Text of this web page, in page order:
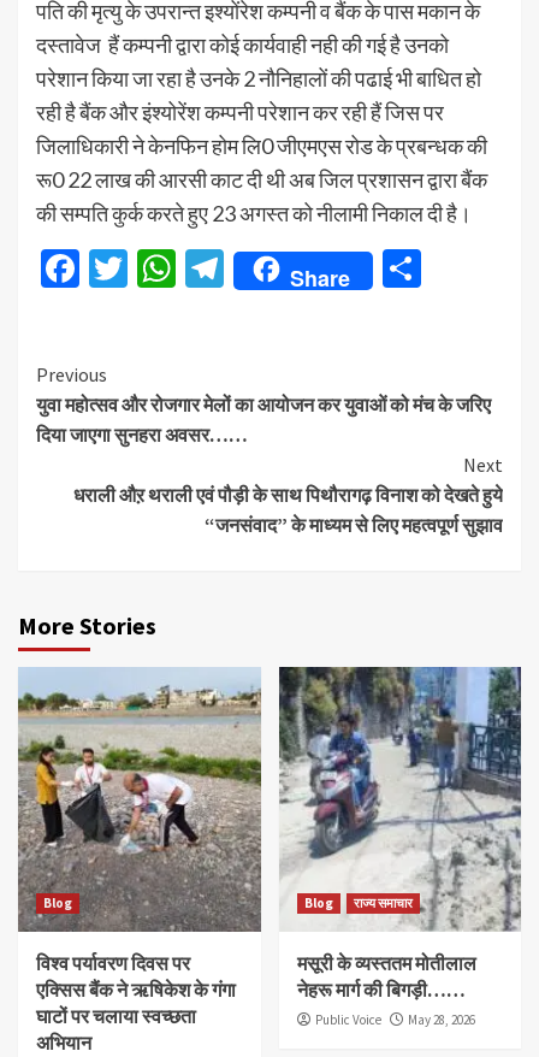
पति की मृत्यु के उपरान्त इश्योंरेश कम्पनी व बैंक के पास मकान के
दस्तावेज हैं कम्पनी द्वारा कोई कार्यवाही नही की गई है उनको
परेशान किया जा रहा है उनके 2 नौनिहालों की पढाई भी बाधित हो
रही है बैंक और इंश्योरेंश कम्पनी परेशान कर रही हैं जिस पर
जिलाधिकारी ने केनफिन होम लि0 जीएमएस रोड के प्रबन्धक की
रू0 22 लाख की आरसी काट दी थी अब जिल प्रशासन द्वारा बैंक
की सम्पति कुर्क करते हुए 23 अगस्त को नीलामी निकाल दी है।
Facebook
TwitterWhatsApp
Telegram
Share
Continue
Reading
Previous
युवा महोत्सव और रोजगार मेलों का आयोजन कर युवाओं को मंच के जरिए
दिया जाएगा सुनहरा अवसर……
Next
धराली औऱ थराली एवं पौड़ी के साथ पिथौरागढ़ विनाश को देखते हुये
“जनसंवाद” के माध्यम से लिए महत्वपूर्ण सुझाव
More Stories
Blog
विश्व पर्यावरण दिवस पर
एक्सिस बैंक ने ऋषिकेश के गंगा
घाटों पर चलाया स्वच्छता
अभियान
Blog राज्य समाचार
मसूरी के व्यस्ततम मोतीलाल
नेहरू मार्ग की बिगड़ी……
Public Voice May 28, 2026